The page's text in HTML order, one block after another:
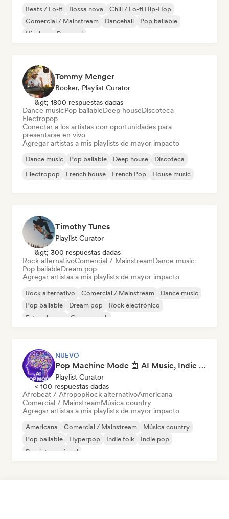
Beats / Lo-fi Bossa nova
Chill / Lo-fi Hip-Hop
Comercial / Mainstream
Dancehall
Pop bailable
Hip-hop
Pop soul
Tommy Menger
Booker, Playlist Curator
&gt; 1800 respuestas dadas
Dance musicPop bailableDeep houseDiscoteca
Electropop
Conectar a los artistas con oportunidades para
presentarse en vivo
Agregar artistas a mis playlists de mayor impacto
Dance music Pop bailable Deep house
Discoteca
Electropop
French house French Pop House music
Timothy Tunes
Playlist Curator
&gt; 300 respuestas dadas
Rock alternativoComercial / MainstreamDance music
Pop bailableDream pop
Agregar artistas a mis playlists de mayor impacto
Rock alternativo Comercial / Mainstream
Dance music
Pop bailable
Dream pop
Rock electrónico
Future house
Garage rock
NUEVO
Pop Machine Mode 🤖 AI Music, Indie Pop & Dream Pop
Playlist Curator
< 100 respuestas dadas
Afrobeat / AfropopRock alternativoAmericana
Comercial / MainstreamMúsica country
Agregar artistas a mis playlists de mayor impacto
Americana Comercial / Mainstream
Música country
Pop bailable
Hyperpop Indie folk
Indie pop
Pop internacional